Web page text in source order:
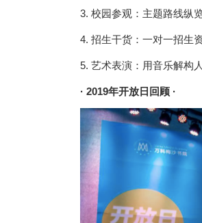
3. 校园参观：主题路线纵
4. 招生干货：一对一招生
5. 艺术表演：用音乐解构
· 2019年开放日回顾 ·